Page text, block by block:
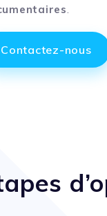
.
Contactez-nous